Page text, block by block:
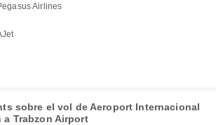
Airlines
sobre el vol de Aeroport Internacional
a Trabzon Airport